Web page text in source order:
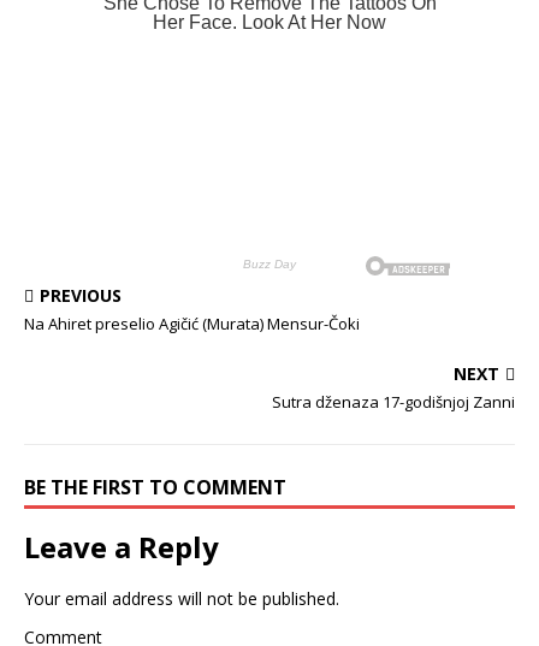
PREVIOUS
Na Ahiret preselio Agičić (Murata) Mensur-Čoki
NEXT
Sutra dženaza 17-godišnjoj Zanni
BE THE FIRST TO COMMENT
Leave a Reply
Your email address will not be published.
Comment